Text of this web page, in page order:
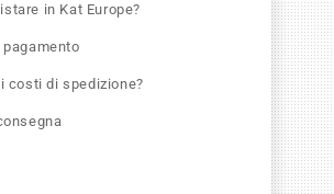
in Kat Europe?
costi di spedizione?